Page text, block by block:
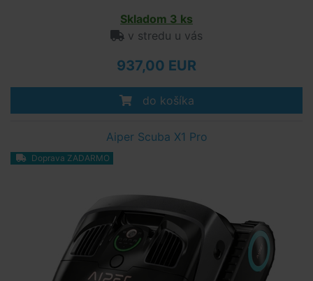
Skladom 3 ks
v stredu u vás
937,00 EUR
do košíka
Aiper Scuba X1 Pro
Doprava ZADARMO